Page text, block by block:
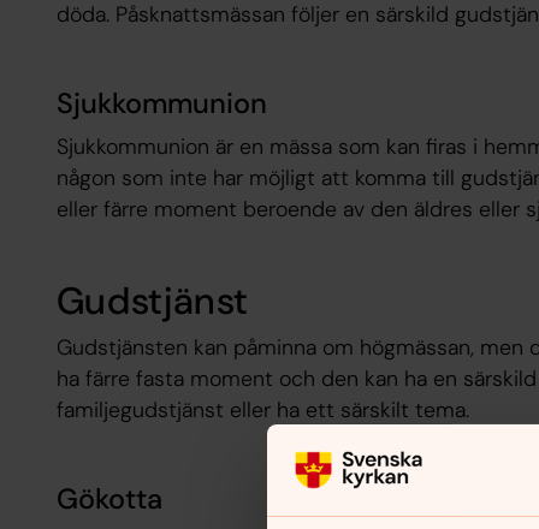
döda. Påsknattsmässan följer en särskild
Sjukkommunion
Sjukkommunion är en mässa som kan firas i
någon som inte har möjligt att komma till
eller färre moment beroende av den äldres eller
Gudstjänst
Gudstjänsten kan påminna om högmässan, men
ha färre fasta moment och den kan ha en
familjegudstjänst eller ha ett särskilt tema.
Gökotta